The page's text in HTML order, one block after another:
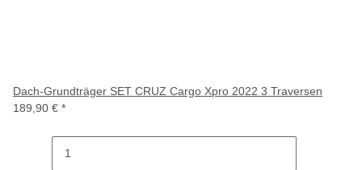
Dach-Grundträger SET CRUZ Cargo Xpro 2022 3 Traversen
189,90 € *